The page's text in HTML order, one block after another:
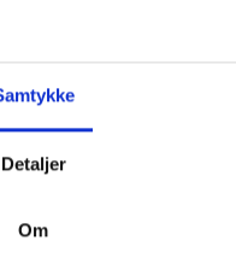
Detaljer
Om